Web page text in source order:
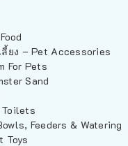
ง – Pet Accessories
For Pets
Sand
Toilets
Feeders & Watering
Toys